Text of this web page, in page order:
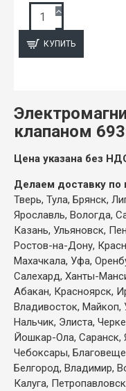
КУПИТЬ
клапаном
Цена указана без
Делаем доставку по
Тверь, Тула, Брянск,
Ярославль, Вологда,
Казань, Ульяновск,
Ростов-на-Дону,
Махачкала, Уфа,
Салехард, Ханты-
Абакан, Красноярск,
Владивосток, Майкоп,
Нальчик, Элиста,
Йошкар-Ола, Саранск,
Чебоксары,
Белгород, Владимир,
Калуга,